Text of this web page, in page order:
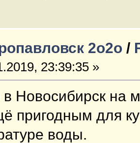
2о2о /
23:39:35 »
Новосибирск на
пригодным для
воды.